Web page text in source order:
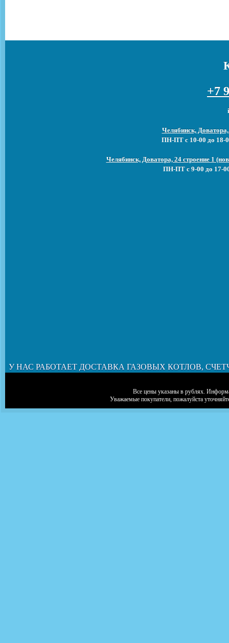
+7
Челябинск,
ПН-ПТ с 10-00 до 18-
Челябинск, Доватора, 24 строение 1
ПН-ПТ с 9-00 до 17-
У НАС РАБОТАЕТ ДОСТАВКА ГАЗОВЫХ КОТЛОВ,
Все цены указаны в рублях.
Уважаемые покупатели, пожалуйста